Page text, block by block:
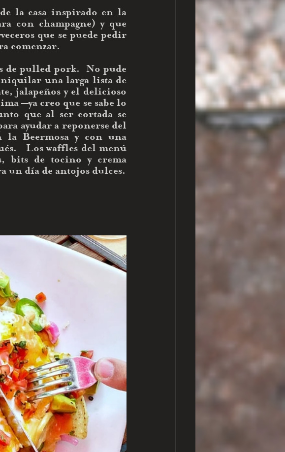
la casa inspirado en la
con champagne) y que
que se puede pedir
comenzar.
de pulled pork.  No pude
una larga lista de
jalapeños y el delicioso
—ya creo que se sabe lo
que al ser cortada se
ayudar a reponerse del
la Beermosa y con una
Los waffles del menú
bits de tocino y crema